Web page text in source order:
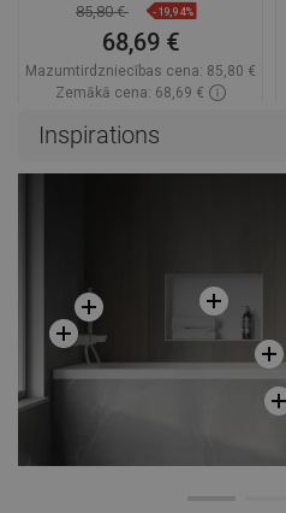
85,80 € -19,94%
68,69 €
Mazumtirdzniecības cena: 85,80 €
Zemākā cena: 68,69 €
Inspirations